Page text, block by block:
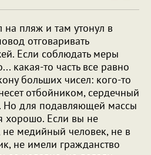
на пляж и там утонул в
отговаривать
Если соблюдать меры
какая-то часть все равно
больших чисел: кого-то
отбойником, сердечный
Но для подавляющей массы
хорошо. Если вы не
медийный человек, не в
не имели гражданство